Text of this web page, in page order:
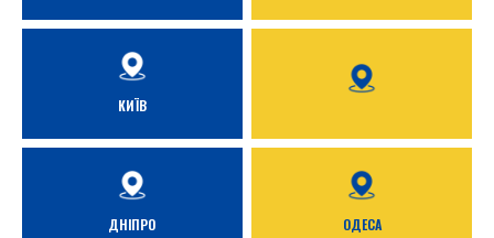
КИЇВ
ДНІПРО ОДЕСА